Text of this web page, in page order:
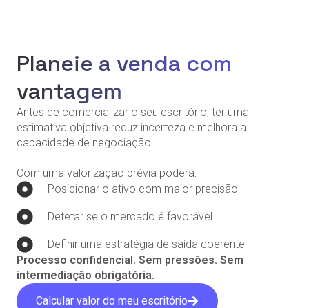
Planeie a venda com
vantagem
Antes de comercializar o seu escritório, ter uma
estimativa objetiva reduz incerteza e melhora a
capacidade de negociação.
Com uma valorização prévia poderá:
Posicionar o ativo com maior precisão
Detetar se o mercado é favorável
Definir uma estratégia de saída coerente
Processo confidencial. Sem pressões. Sem
intermediação obrigatória.
Calcular valor do meu escritório